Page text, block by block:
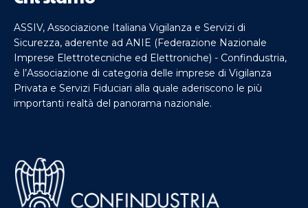
ASSIV, Associazione Italiana Vigilanza e Servizi di
Sicurezza, aderente ad ANIE (Federazione Nazionale
Imprese Elettrotecniche ed Elettroniche) - Confindustria,
è l’Associazione di categoria delle imprese di Vigilanza
Privata e Servizi Fiduciari alla quale aderiscono le più
importanti realtà del panorama nazionale.